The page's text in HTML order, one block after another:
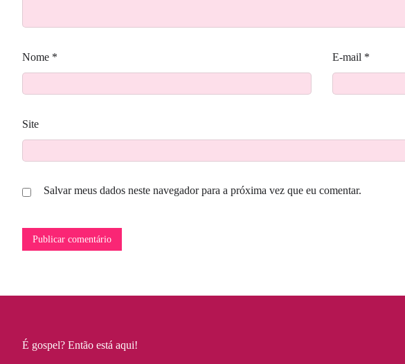
Nome * E-mail *
Site
Salvar meus dados neste navegador para a próxima vez que eu comentar.
É gospel? Então está aqui!